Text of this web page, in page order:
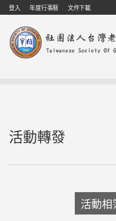
Skip to navigation
移至主內容
登入 年度行事曆 文件下載
活動轉發
活動相